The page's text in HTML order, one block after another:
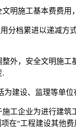
明施工基本费费
分档累进以递减
外，安全文明施
.
建设、监理等单
工企业为进行建
在“工程建设其他